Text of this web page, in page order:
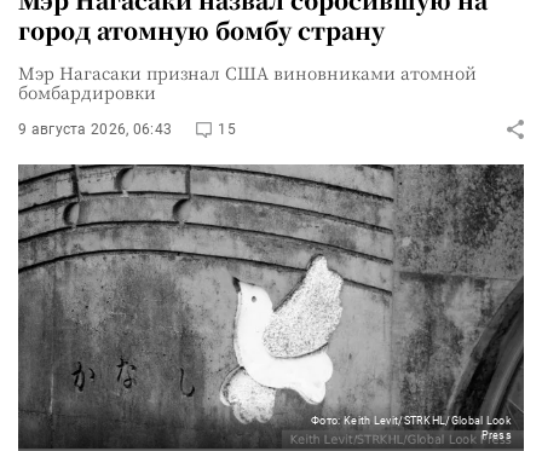
город атомную бомбу страну
Мэр Нагасаки признал США виновниками атомной
бомбардировки
9 августа 2026, 06:43 15
Фото: Keith Levit/STRKHL/Global Look
Press